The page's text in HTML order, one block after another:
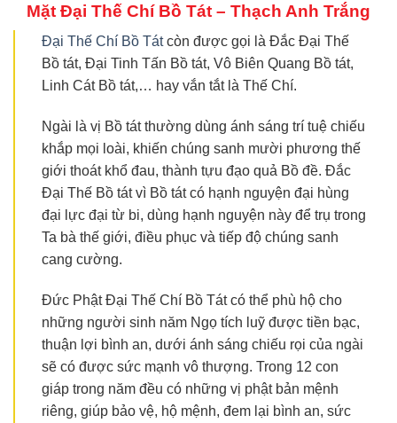
Mặt Đại Thế Chí Bồ Tát – Thạch Anh Trắng
Đại Thế Chí Bồ Tátcòn được gọi là Đắc Đại Thế
Bồ tát, Đại Tinh Tấn Bồ tát, Vô Biên Quang Bồ tát,
Linh Cát Bồ tát,… hay vắn tắt là Thế Chí.
Ngài là vị Bồ tát thường dùng ánh sáng trí tuệ chiếu
khắp mọi loài, khiến chúng sanh mười phương thế
giới thoát khổ đau, thành tựu đạo quả Bồ đề. Đắc
Đại Thế Bồ tát vì Bồ tát có hạnh nguyện đại hùng
đại lực đại từ bi, dùng hạnh nguyện này để trụ trong
Ta bà thế giới, điều phục và tiếp độ chúng sanh
cang cường.
Đức Phật Đại Thế Chí Bồ Tát có thể phù hộ cho
những người sinh năm Ngọ tích luỹ được tiền bạc,
thuận lợi bình an, dưới ánh sáng chiếu rọi của ngài
sẽ có được sức mạnh vô thượng. Trong 12 con
giáp trong năm đều có những vị phật bản mệnh
riêng, giúp bảo vệ, hộ mệnh, đem lại bình an, sức